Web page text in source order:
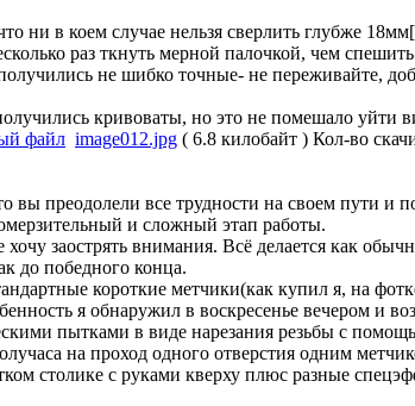
ни в коем случае нельзя сверлить глубже
раз ткнуть мерной палочкой, чем
не шибко точные- не переживайте,
кривоваты, но это не помешало уйти
image012.jpg ( 6.8 килобайт ) Кол-во
вы преодолели все трудности на своем пути и
и сложный этап работы.
заострять внимания. Всё делается как
до победного конца.
короткие метчики(как купил я, на
я обнаружил в воскресенье вечером и
пытками в виде нарезания резьбы с
на проход одного отверстия одним
столике с руками кверху плюс разные